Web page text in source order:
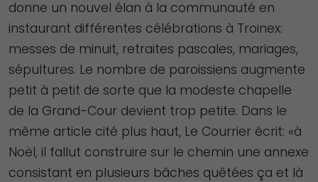
donne un nouvel élan à la communauté en
instaurant différentes célébrations à Troinex:
messes de minuit, retraites pascales, mariages,
sépultures. Le nombre de paroissiens augmente
petit à petit de sorte que la modeste chapelle
de la Grand-Cour devient trop petite. Dans le
même article cité plus haut, Le Courrier écrit: «à
Noël, il fallut construire sur le chemin une annexe
consistant en plusieurs bâches quêtées ça et là